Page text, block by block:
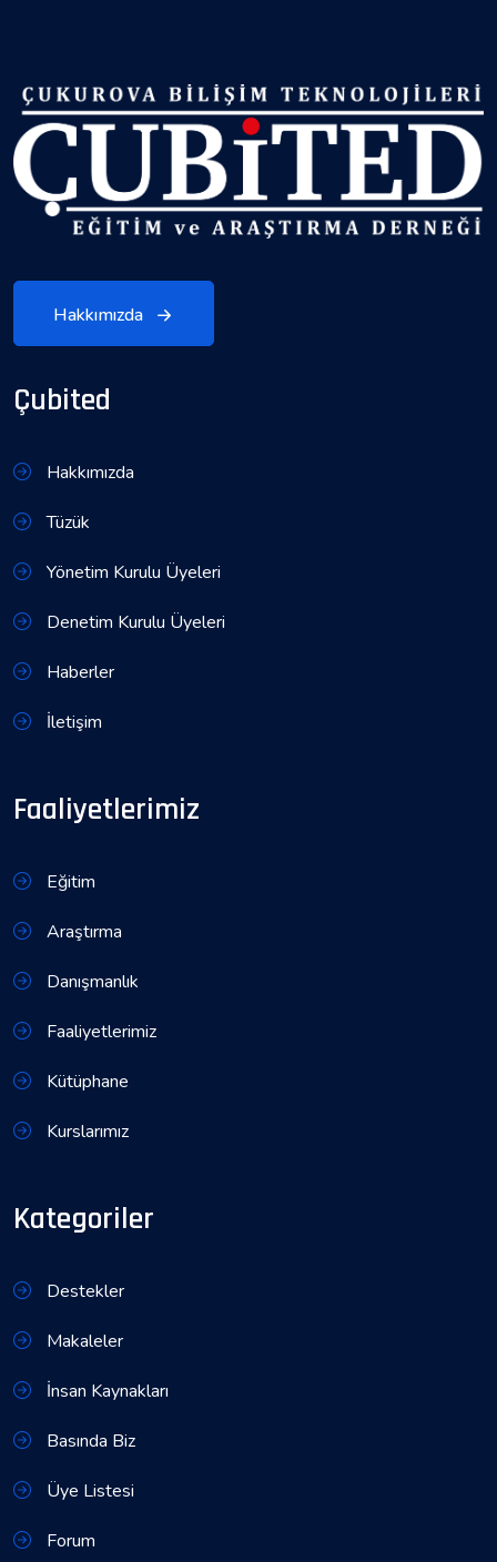
Hakkımızda
Çubited
Hakkımızda
Tüzük
Yönetim Kurulu Üyeleri
Denetim Kurulu Üyeleri
Haberler
İletişim
Faaliyetlerimiz
Eğitim
Araştırma
Danışmanlık
Faaliyetlerimiz
Kütüphane
Kurslarımız
Kategoriler
Destekler
Makaleler
İnsan Kaynakları
Basında Biz
Üye Listesi
Forum